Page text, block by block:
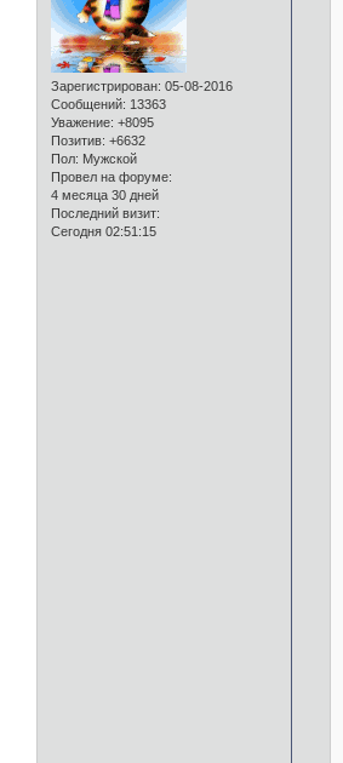
Зарегистрирован: 05-08-2016
Сообщений: 13363
Уважение: +8095
Позитив: +6632
Пол: Мужской
Провел на форуме:
4 месяца 30 дней
Последний визит:
Сегодня 02:51:15